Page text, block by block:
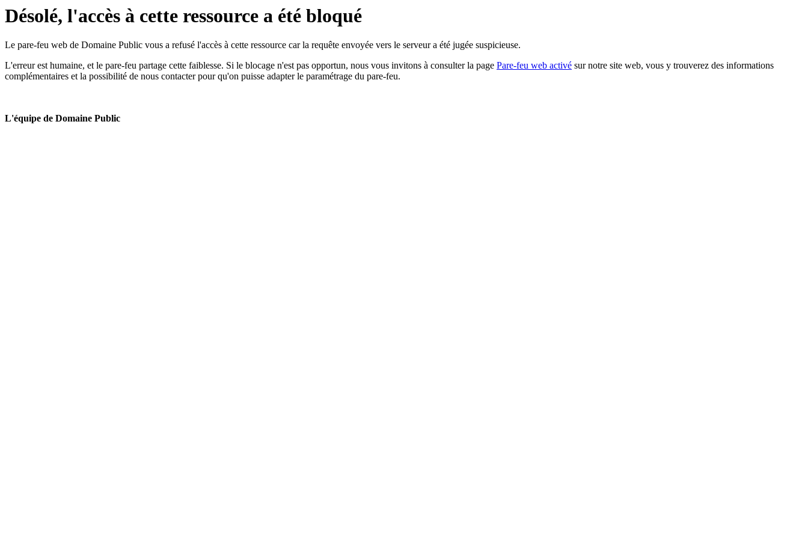
Désolé, l'accès à cette ressource a été bloqué
Le pare-feu web de Domaine Public vous a refusé l'accès à cette ressource car la requête envoyée vers le serveur a été jugée suspicieuse.
L'erreur est humaine, et le pare-feu partage cette faiblesse. Si le blocage n'est pas opportun, nous vous invitons à consulter la page Pare-feu web activé sur notre site web, vous y trouverez des informations
complémentaires et la possibilité de nous contacter pour qu'on puisse adapter le paramétrage du pare-feu.
L'équipe de Domaine Public